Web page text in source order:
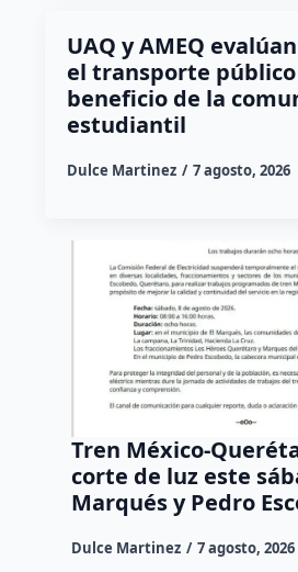
UAQ y AMEQ
el transporte
beneficio de la
estudiantil
Dulce Martinez 7 agosto, 2026
Tren México-
corte de luz este
Marqués y Pedro
Dulce Martinez 7 agosto, 2026